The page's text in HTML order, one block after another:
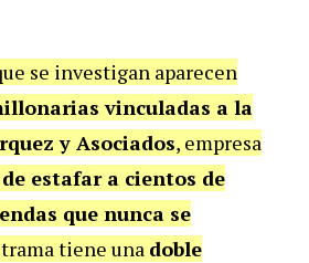
se investigan aparecen
vinculadas a la
y Asociados, empresa
estafar a cientos de
que nunca se
trama tiene una doble